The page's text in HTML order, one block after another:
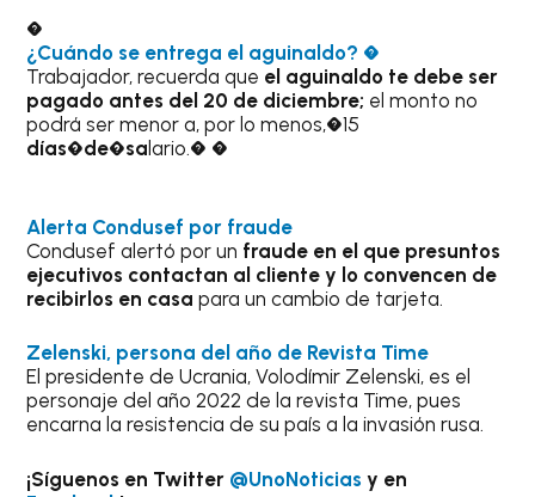
�
¿Cuándo se entrega el aguinaldo? �
Trabajador, recuerda que el aguinaldo te debe ser
pagado antes del 20 de diciembre; el monto no
podrá ser menor a, por lo menos,�15
días�de�sa lario.� �
Alerta Condusef por fraude
Condusef alertó por un fraude en el que presuntos
ejecutivos contactan al cliente y lo convencen de
recibirlos en casa para un cambio de tarjeta.
Zelenski, persona del año de Revista Time
El presidente de Ucrania, Volodímir Zelenski, es el
personaje del año 2022 de la revista Time, pues
encarna la resistencia de su país a la invasión rusa.
¡Síguenos en Twitter @UnoNoticias y en